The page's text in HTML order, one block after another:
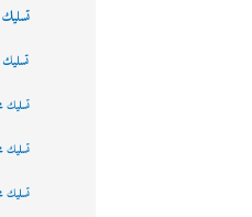
تسليك
تسليك